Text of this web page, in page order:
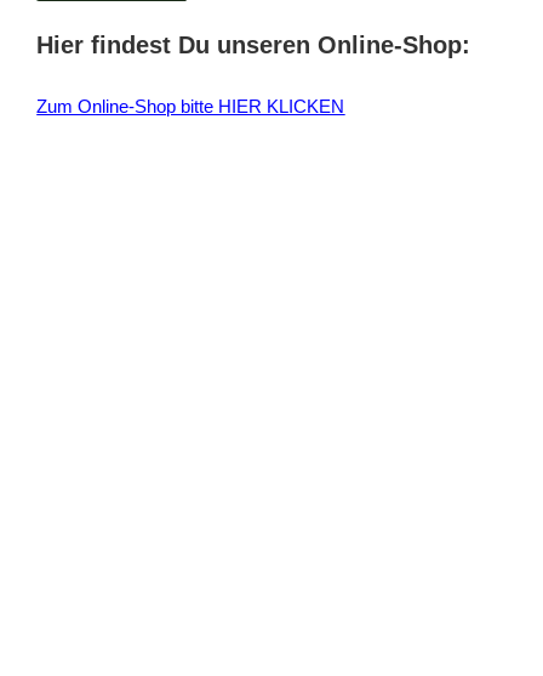
n
a
Hier findest Du unseren Online-Shop:
Zum Online-Shop bitte HIER KLICKEN